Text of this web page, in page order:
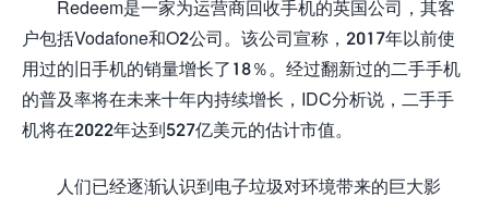
Redeem是一家为运营商回收手机的英国公司，其客
户包括Vodafone和O2公司。该公司宣称，2017年以前使
用过的旧手机的销量增长了18％。经过翻新过的二手手机
的普及率将在未来十年内持续增长，IDC分析说，二手手
机将在2022年达到527亿美元的估计市值。
人们已经逐渐认识到电子垃圾对环境带来的巨大影